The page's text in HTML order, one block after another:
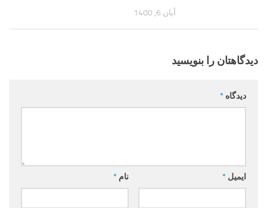
آبان 6, 1400
دیدگاهتان را بنویسید
دیدگاه *
نام * ایمیل *